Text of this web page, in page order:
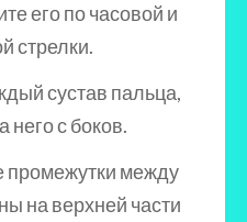
его по часовой и
стрелки.
сустав пальца,
него с боков.
промежутки между
на верхней части